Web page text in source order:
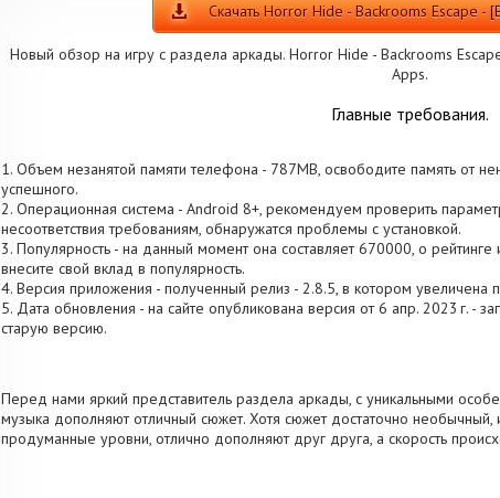
Скачать Horror Hide - Backrooms Escape -
Новый обзор на игру с раздела аркады. Horror Hide - Backrooms
Apps.
Главные требования.
1. Объем незанятой памяти телефона - 787MB, освободите память от
успешного.
2. Операционная система - Android 8+, рекомендуем проверить
несоответствия требованиям, обнаружатся проблемы с установкой.
3. Популярность - на данный момент она составляет 670000, о рейтинге
внесите свой вклад в популярность.
4. Версия приложения - полученный релиз - 2.8.5, в котором увеличена
5. Дата обновления - на сайте опубликована версия от 6 апр. 2023 г. -
старую версию.
Перед нами яркий представитель раздела аркады, с уникальными
музыка дополняют отличный сюжет. Хотя сюжет достаточно необычный,
продуманные уровни, отлично дополняют друг друга, а скорость